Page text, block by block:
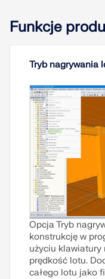
prostokątną
RFEM 6 i
Funkcje
Tryb nagrywania
Opcja Tryb
konstrukcję w
użyciu klawiatury
prędkość lotu.
całego lotu jako